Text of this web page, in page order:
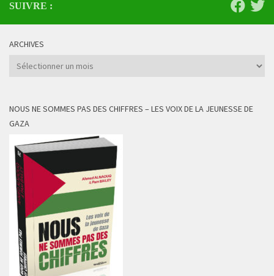
SUIVRE :
ARCHIVES
Archives
NOUS NE SOMMES PAS DES CHIFFRES – LES VOIX DE LA JEUNESSE DE
GAZA